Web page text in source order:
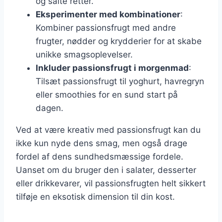
Eksperimenter med kombinationer:
Kombiner passionsfrugt med andre
frugter, nødder og krydderier for at skabe
unikke smagsoplevelser.
Inkluder passionsfrugt i morgenmad:
Tilsæt passionsfrugt til yoghurt, havregryn
eller smoothies for en sund start på
dagen.
Ved at være kreativ med passionsfrugt kan du
ikke kun nyde dens smag, men også drage
fordel af dens sundhedsmæssige fordele.
Uanset om du bruger den i salater, desserter
eller drikkevarer, vil passionsfrugten helt sikkert
tilføje en eksotisk dimension til din kost.